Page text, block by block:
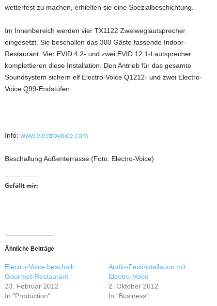
wetterfest zu machen, erhielten sie eine Spezialbeschichtung.
Im Innenbereich werden vier TX1122 Zweiweglautsprecher
eingesetzt. Sie beschallen das 300 Gäste fassende Indoor-
Restaurant. Vier EVID 4.2- und zwei EVID 12.1-Lautsprecher
komplettieren diese Installation. Den Antrieb für das gesamte
Soundsystem sichern elf Electro-Voice Q1212- und zwei Electro-
Voice Q99-Endstufen.
Info: www.electrovoice.com
Beschallung Außenterrasse (Foto: Electro-Voice)
Gefällt mir:
Ähnliche Beiträge
Electro-Voice beschallt
Gourmet-Restaurant
23. Februar 2012
In "Production"
Audio-Festinstallation mit
Electro-Voice
2. Oktober 2012
In "Business"